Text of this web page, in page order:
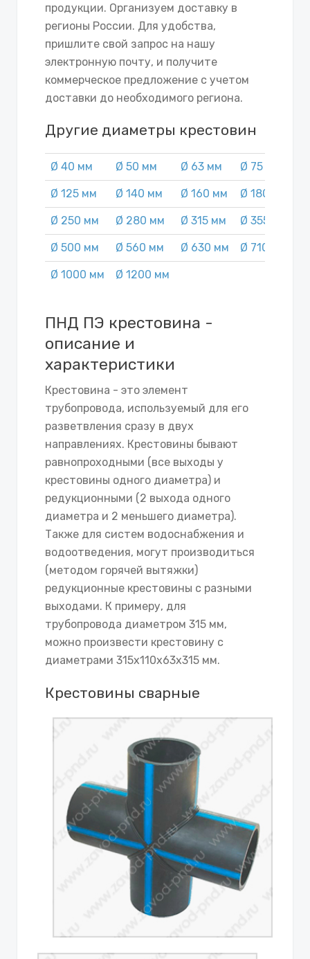
продукции. Организуем доставку в
регионы России. Для удобства,
пришлите свой запрос на нашу
электронную почту, и получите
коммерческое предложение с учетом
доставки до необходимого региона.
Другие диаметры крестовин
Ø 40 мм Ø 50 мм Ø 63 мм Ø 75 мм
Ø 125 мм Ø 140 мм Ø 160 мм Ø 180 мм
Ø 250 мм Ø 280 мм Ø 315 мм Ø 355 мм
Ø 500 мм Ø 560 мм Ø 630 мм Ø 710 мм
Ø 1000 мм Ø 1200 мм
ПНД ПЭ крестовина -
описание и
характеристики
Крестовина - это элемент
трубопровода, используемый для его
разветвления сразу в двух
направлениях. Крестовины бывают
равнопроходными (все выходы у
крестовины одного диаметра) и
редукционными (2 выхода одного
диаметра и 2 меньшего диаметра).
Также для систем водоснабжения и
водоотведения, могут производиться
(методом горячей вытяжки)
редукционные крестовины с разными
выходами. К примеру, для
трубопровода диаметром 315 мм,
можно произвести крестовину с
диаметрами 315х110х63х315 мм.
Крестовины сварные